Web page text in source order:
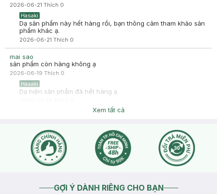
2026-06-21 Thích 0
Hasaki
Dạ sản phẩm này hết hàng rồi, bạn thông cảm tham khảo sản
phẩm khác ạ.
2026-06-21 Thích 0
mai sao
sản phẩm còn hàng không ạ
2026-06-19 Thích 0
Hasaki
Dạ hiện sản phẩm đã hết hàng ạ
Xem tất cả
GỢI Ý DÀNH RIÊNG CHO BẠN